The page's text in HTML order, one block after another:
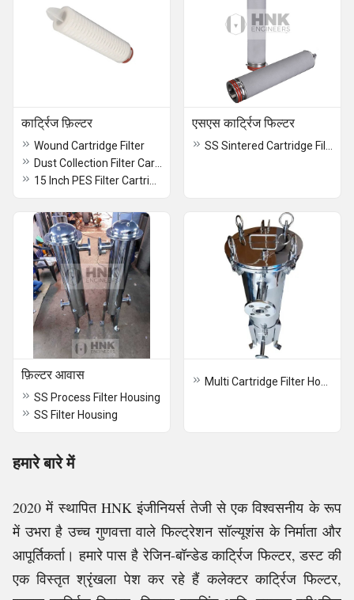
कार्ट्रिज फ़िल्टर
Wound Cartridge Filter
एसएस कार्ट्रिज फिल्टर
फ़िल्टर आवास
SS Process Filter Housing
SS Filter Housing
हमारे बारे में
2020 में स्थापित HNK इंजीनियर्स तेजी से एक विश्वसनीय के रूप
में उभरा है उच्च गुणवत्ता वाले फिल्ट्रेशन सॉल्यूशंस के निर्माता और
आपूर्तिकर्ता। हमारे पास है रेजिन-बॉन्डेड कार्ट्रिज फिल्टर, डस्ट की
एक विस्तृत श्रृंखला पेश कर रहे हैं कलेक्टर कार्ट्रिज फिल्टर,